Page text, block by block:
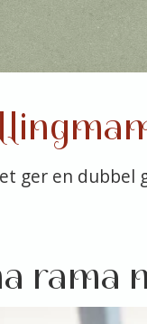
ger en dubbel
rama